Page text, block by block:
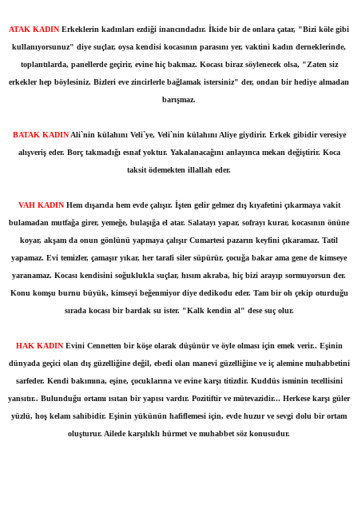
ATAK KADIN Erkeklerin kadınları ezdiği inancındadır. İkide bir de onlara çatar, "Bizi köle gibi
kullanıyorsunuz" diye suçlar, oysa kendisi kocasının parasını yer, vaktini kadın derneklerinde,
toplantılarda, panellerde geçirir, evine hiç bakmaz. Kocası biraz söylenecek olsa, "Zaten siz
erkekler hep böylesiniz. Bizleri eve zincirlerle bağlamak istersiniz" der, ondan birhediye almadan
barışmaz.
BATAK KADIN Ali`nin külahını Veli`ye, Veli`nin külahını Aliye giydirir. Erkek gibidir veresiye
alışveriş eder. Borç takmadığı esnafyoktur. Yakalanacağını anlayınca mekan değiştirir. Koca
taksit ödemekten illallah eder.
VAH KADIN Hem dışarıda hem evde çalışır. İşten gelir gelmez dış kıyafetini çıkarmaya vakit
bulamadan mutfağa girer, yemeğe, bulaşığa el atar. Salatayı yapar, sofrayı kurar, kocasının önüne
koyar, akşam da onun gönlünü yapmaya çalışır Cumartesi pazarın keyfini çıkaramaz. Tatil
yapamaz. Evi temizler, çamaşır yıkar, her tarafi siler süpürür, çocuğa bakar ama genede kimseye
yaranamaz. Kocası kendisini soğuklukla suçlar, hısım akraba, hiç bizi arayıp sormuyorsun der.
Konu komşu burnu büyük, kimseyi beğenmiyor diye dedikodu eder. Tam bir oh çekip oturduğu
sırada kocası bir bardak su ister. "Kalk kendin al" dese suç olur.
HAK KADIN Evini Cennetten bir köşe olarak düşünür ve öyle olması için emek verir.. Eşinin
dünyada geçici olan dış güzelliğine değil, ebedi olan manevi güzelliğine ve iç alemine muhabbetini
sarfeder. Kendi bakımına, eşine, çocuklarına ve evine karşı titizdir. Kuddüs isminin tecellisini
yansıtır.. Bulunduğu ortamı ısıtan bir yapısı vardır. Pozitiftir ve mütevazidir... Herkese karşı güler
yüzlü, hoş kelam sahibidir. Eşinin yükünün hafiflemesi için, evde huzur ve sevgi dolu bir ortam
oluşturur. Ailede karşılıklı hürmet ve muhabbet söz konusudur.